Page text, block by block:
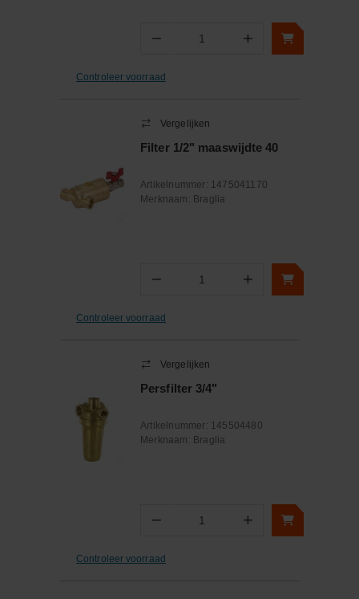
− Aantal +
Controleer voorraad
Vergelijken
Filter 1/2" maaswijdte 40
Artikelnummer: 1475041170
Merknaam: Braglia
− Aantal +
Controleer voorraad
Vergelijken
Persfilter 3/4"
Artikelnummer: 145504480
Merknaam: Braglia
− Aantal +
Controleer voorraad